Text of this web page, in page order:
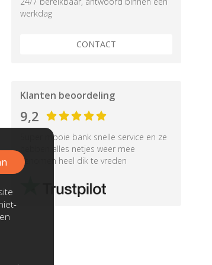
werkdag
CONTACT
Klanten beoordeling
9,2
Super mooie bank snelle service en ze
hebben alles netjes weer mee
genomen heel dik te vreden